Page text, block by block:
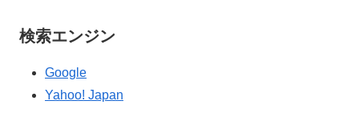
検索エンジン
Google
Yahoo! Japan